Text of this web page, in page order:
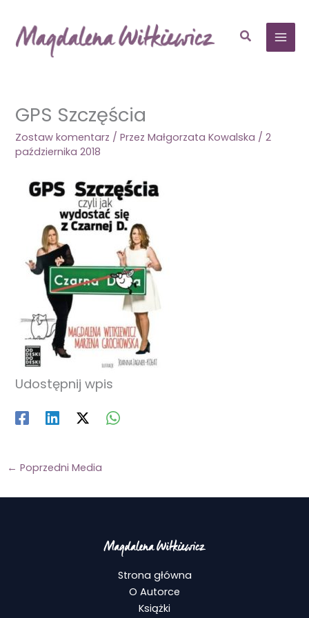
treści
Szukaj
GPS Szczęścia
Zostaw komentarz / PrzezMałgorzata Kowalska /2
października 2018
Udostępnij wpis
← Poprzedni Media
Strona główna
O Autorce
Książki